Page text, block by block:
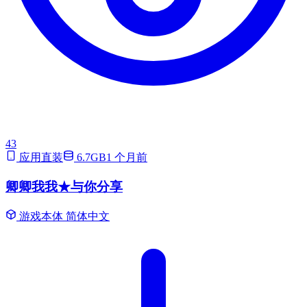
43
应用直装
6.7GB1 个月前
卿卿我我★与你分享
游戏本体 简体中文